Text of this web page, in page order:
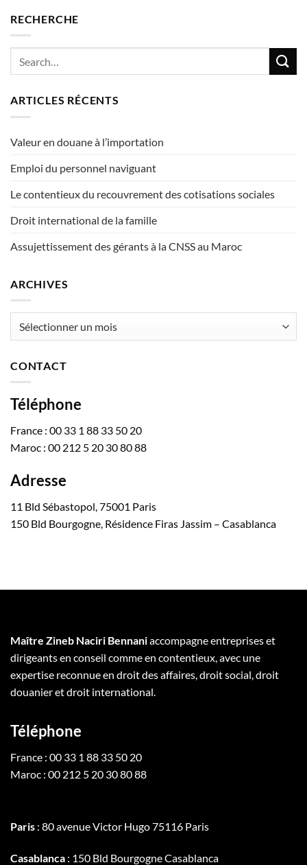
RECHERCHE
ARTICLES RÉCENTS
Valeur en douane à l’importation
Emploi du personnel naviguant
Le contentieux du recouvrement des cotisations sociales
Droit international de la famille
Assujettissement des gérants à la CNSS au Maroc
ARCHIVES
CONTACT
Téléphone
France : 00 33 1 88 33 50 20
Maroc : 00 212 5 20 30 80 88
Adresse
11 Bld Sébastopol, 75001 Paris
150 Bld Bourgogne, Résidence Firas Jassim – Casablanca
Maître Zineb Naciri Bennaniaccompagne entreprises et
dirigeants en conseil comme en contentieux, avec une
expertise reconnue en droit des affaires, droit social, droit
douanier et droit international.
Téléphone
France : 00 33 1 88 33 50 20
Maroc : 00 212 5 20 30 80 88
Paris : 80 avenue Victor Hugo 75116 Paris
Casablanca : 150 Bld Bourgogne Casablanca